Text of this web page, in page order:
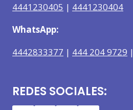
4441230405 | 4441230404
WhatsApp:
4442833377 | 444 204 9729 |
REDES SOCIALES: